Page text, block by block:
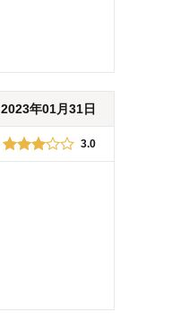
2023年01月31日
3.0